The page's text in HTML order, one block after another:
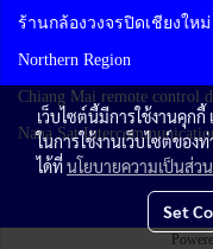
ร้านกล้องวงจรปิดเชียงให
Northern Region
Chiang Mai remote control
Nana Sat
เว็บไซต์นี้มีการใช้งานคุก
ในการใช้งานเว็บไซต์ของ
ได้ที่นโยบายความเป็นส่ว
Set